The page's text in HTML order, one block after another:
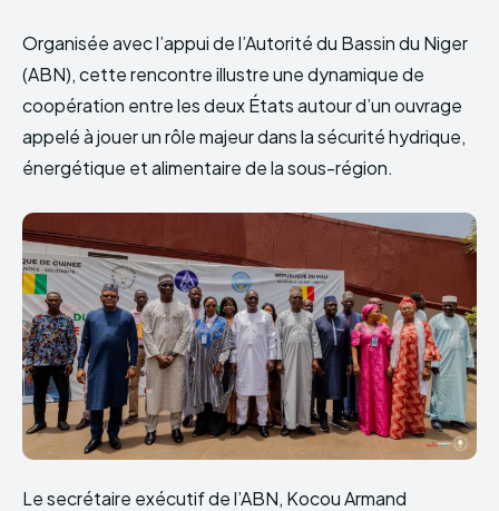
Organisée avec l’appui de l’Autorité du Bassin du Niger
(ABN), cette rencontre illustre une dynamique de
coopération entre les deux États autour d’un ouvrage
appelé à jouer un rôle majeur dans la sécurité hydrique,
énergétique et alimentaire de la sous-région.
Le secrétaire exécutif de l’ABN, Kocou Armand